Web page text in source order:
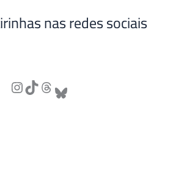
nas redes sociais